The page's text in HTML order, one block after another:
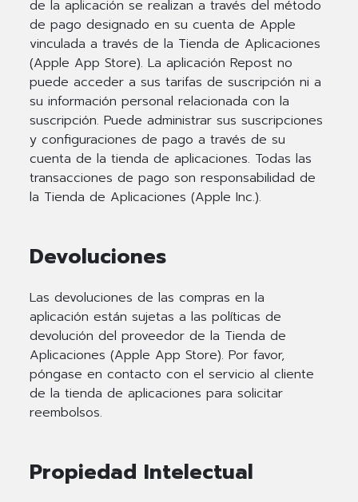
de la aplicación se realizan a través del método
de pago designado en su cuenta de Apple
vinculada a través de la Tienda de Aplicaciones
(Apple App Store). La aplicación Repost no
puede acceder a sus tarifas de suscripción ni a
su información personal relacionada con la
suscripción. Puede administrar sus suscripciones
y configuraciones de pago a través de su
cuenta de la tienda de aplicaciones. Todas las
transacciones de pago son responsabilidad de
la Tienda de Aplicaciones (Apple Inc.).
Devoluciones
Las devoluciones de las compras en la
aplicación están sujetas a las políticas de
devolución del proveedor de la Tienda de
Aplicaciones (Apple App Store). Por favor,
póngase en contacto con el servicio al cliente
de la tienda de aplicaciones para solicitar
reembolsos.
Propiedad Intelectual